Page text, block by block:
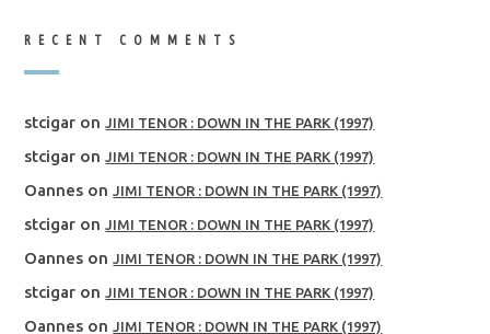
RECENT COMMENTS
stcigar onJIMI TENOR : DOWN IN THE PARK (1997)
stcigar onJIMI TENOR : DOWN IN THE PARK (1997)
Oannes onJIMI TENOR : DOWN IN THE PARK (1997)
stcigar onJIMI TENOR : DOWN IN THE PARK (1997)
Oannes onJIMI TENOR : DOWN IN THE PARK (1997)
stcigar onJIMI TENOR : DOWN IN THE PARK (1997)
Oannes onJIMI TENOR : DOWN IN THE PARK (1997)